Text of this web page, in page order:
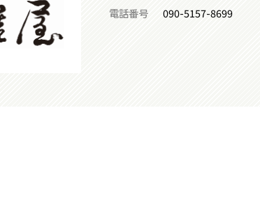
電話番号
090-5157-8699